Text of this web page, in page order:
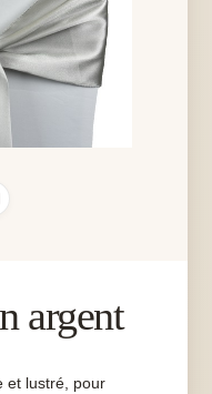
argent
et lustré, pour